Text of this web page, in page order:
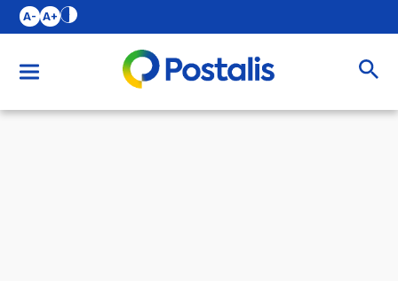
A- A+
Buscar